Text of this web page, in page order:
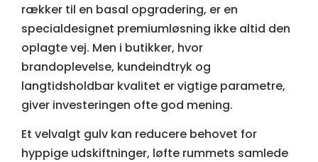
rækker til en basal opgradering, er en
specialdesignet premiumløsning ikke altid den
oplagte vej. Men i butikker, hvor
brandoplevelse, kundeindtryk og
langtidsholdbar kvalitet er vigtige parametre,
giver investeringen ofte god mening.
Et velvalgt gulv kan reducere behovet for
hyppige udskiftninger, løfte rummets samlede